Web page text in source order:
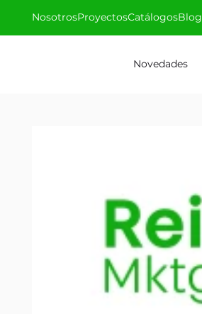
Novedades
NosotrosProyectosCatálogosBlog